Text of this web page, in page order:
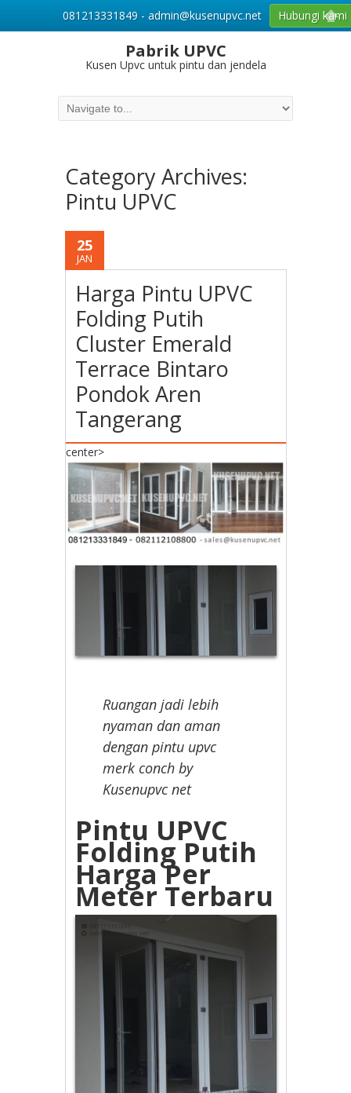
Pabrik UPVC
Kusen Upvc untuk pintu dan jendela
Category Archives:
Pintu UPVC
25
JAN
Harga Pintu UPVC
Folding Putih
Cluster Emerald
Terrace Bintaro
Pondok Aren
Tangerang
center>
Ruangan jadi lebih
nyaman dan aman
dengan pintu upvc
merk conch by
Kusenupvc net
Pintu UPVC
Folding Putih
Harga Per
Meter Terbaru
081213331849 - admin@kusenupvc.net Hubungi kami